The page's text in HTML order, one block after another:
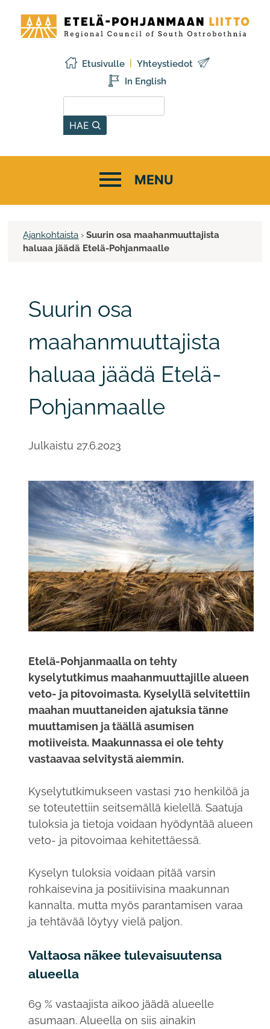
sisältöön
Pohjanmaan
liitto
Etusivulle Yhteystiedot
HAE
In English
Ajankohtaista ›Suurin osa maahanmuuttajista
haluaa jäädä Etelä-Pohjanmaalle
Suurin osa
maahanmuuttajista
haluaa jäädä Etelä-
Pohjanmaalle
Julkaistu 27.6.2023
Etelä-Pohjanmaalla on tehty
kyselytutkimus maahanmuuttajille alueen
veto- ja pitovoimasta. Kyselyllä selvitettiin
maahan muuttaneiden ajatuksia tänne
muuttamisen ja täällä asumisen
motiiveista. Maakunnassa ei ole tehty
vastaavaa selvitystä aiemmin.
Kyselytutkimukseen vastasi 710 henkilöä ja
se toteutettiin seitsemällä kielellä. Saatuja
tuloksia ja tietoja voidaan hyödyntää alueen
veto- ja pitovoimaa kehitettäessä.
Kyselyn tuloksia voidaan pitää varsin
rohkaisevina ja positiivisina maakunnan
kannalta, mutta myös parantamisen varaa
ja tehtävää löytyy vielä paljon.
Valtaosa näkee tulevaisuutensa
alueella
69 % vastaajista aikoo jäädä alueelle
asumaan. Alueella on siis ainakin